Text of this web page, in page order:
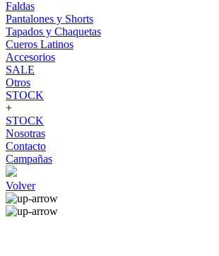
Faldas
Pantalones y Shorts
Tapados y Chaquetas
Cueros Latinos
Accesorios
SALE
Otros
STOCK
+
STOCK
Nosotras
Contacto
Campañas
Volver